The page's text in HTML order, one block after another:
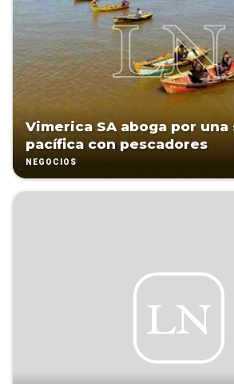
Vimerica SA aboga por una solución
pacífica con pescadores
NEGOCIOS